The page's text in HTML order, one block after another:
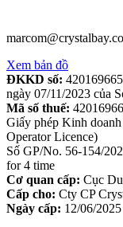
Xem bản đồ
ĐKKD số:
ngày 07/11/2023 của
Mã số thuế:
Giấy phép Kinh
Operator Licence)
Số GP/No. 56-154/
for 4 time
Cơ quan cấp: Cục
Cấp cho: Cty CP
Ngày cấp: 12/06/2025